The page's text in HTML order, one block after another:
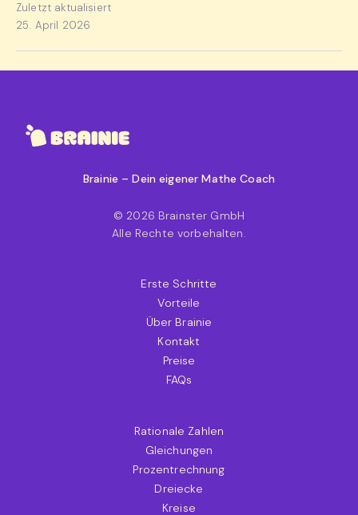
Zuletzt aktualisiert
25. April 2026
Brainie – Dein eigener Mathe Coach
© 2026 Brainster GmbH
Alle Rechte vorbehalten.
Erste Schritte
Vorteile
Über Brainie
Kontakt
Preise
FAQs
Rationale Zahlen
Gleichungen
Prozentrechnung
Dreiecke
Kreise